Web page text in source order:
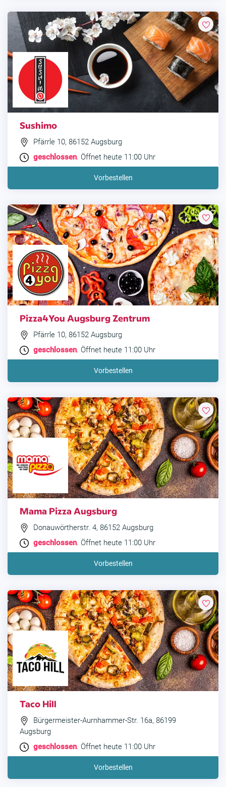
Sushimo
Pfärrle 10, 86152 Augsburg
geschlossen. Öffnet heute 11:00 Uhr
Vorbestellen
Pizza4You Augsburg Zentrum
Pfärrle 10, 86152 Augsburg
geschlossen. Öffnet heute 11:00 Uhr
Vorbestellen
Mama Pizza Augsburg
Donauwörtherstr. 4, 86152 Augsburg
geschlossen. Öffnet heute 11:00 Uhr
Vorbestellen
Taco Hill
Bürgermeister-Aurnhammer-Str. 16a, 86199
Augsburg
geschlossen. Öffnet heute 11:00 Uhr
Vorbestellen